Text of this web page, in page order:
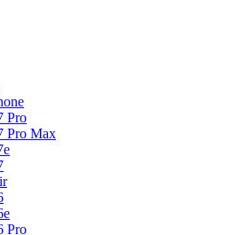
Pro
Pro Max
Pro